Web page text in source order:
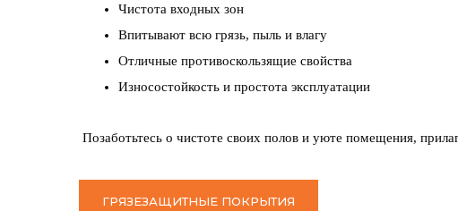
Чистота входных зон
Впитывают всю грязь, пыль и влагу
Отличные противоскользящие свойства
Износостойкость и простота эксплуатации
Позаботьтесь о чистоте своих полов и уюте помещения,
ГРЯЗЕЗАЩИТНЫЕ ПОКРЫТИЯ